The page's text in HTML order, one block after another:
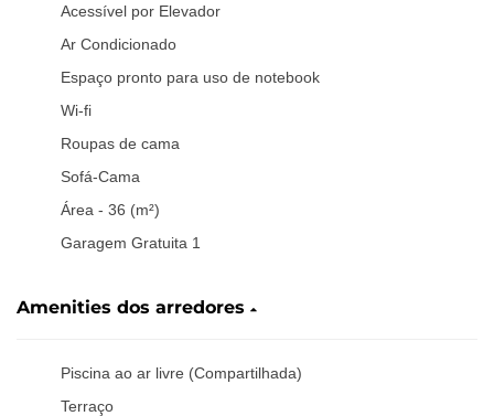
Acessível por Elevador
Ar Condicionado
Espaço pronto para uso de notebook
Wi-fi
Roupas de cama
Sofá-Cama
Área - 36 (m²)
Garagem Gratuita 1
Amenities dos arredores
Piscina ao ar livre (Compartilhada)
Terraço